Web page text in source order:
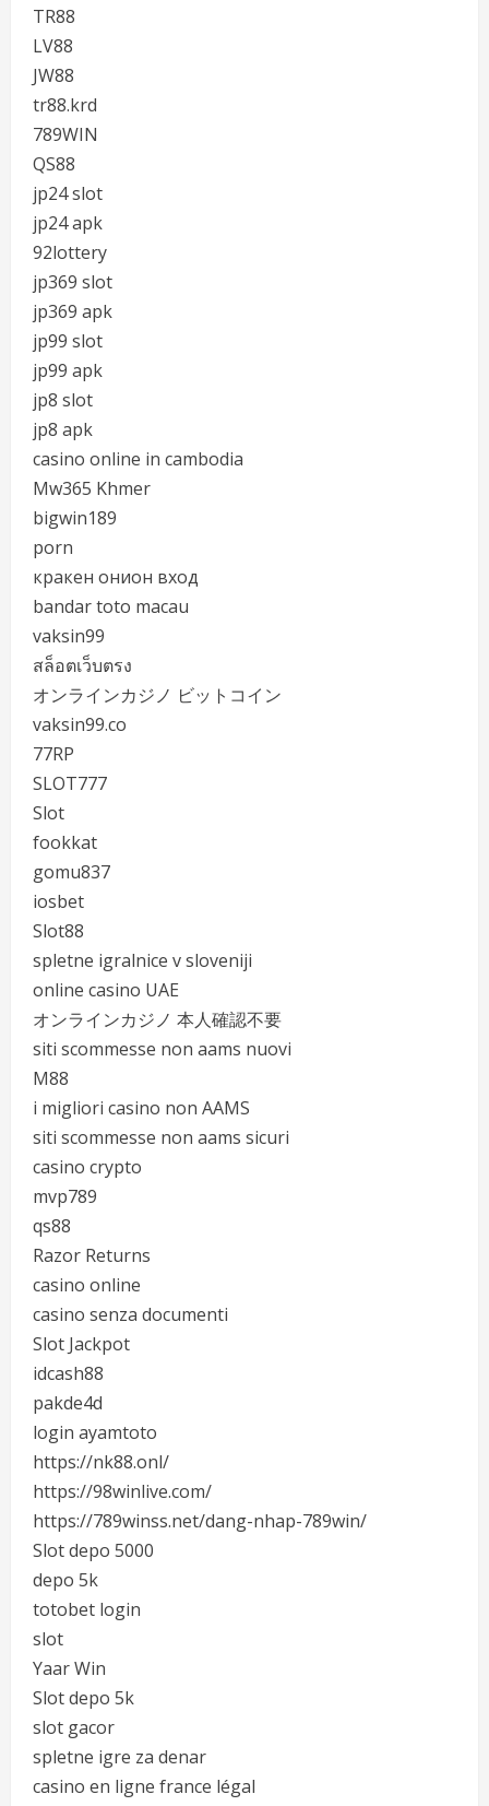
TR88
LV88
JW88
tr88.krd
789WIN
QS88
jp24 slot
jp24 apk
92lottery
jp369 slot
jp369 apk
jp99 slot
jp99 apk
jp8 slot
jp8 apk
casino online in cambodia
Mw365 Khmer
bigwin189
porn
кракен онион вход
bandar toto macau
vaksin99
สล็อตเว็บตรง
オンラインカジノ ビットコイン
vaksin99.co
77RP
SLOT777
Slot
fookkat
gomu837
iosbet
Slot88
spletne igralnice v sloveniji
online casino UAE
オンラインカジノ 本人確認不要
siti scommesse non aams nuovi
M88
i migliori casino non AAMS
siti scommesse non aams sicuri
casino crypto
mvp789
qs88
Razor Returns
casino online
casino senza documenti
Slot Jackpot
idcash88
pakde4d
login ayamtoto
https://nk88.onl/
https://98winlive.com/
https://789winss.net/dang-nhap-789win/
Slot depo 5000
depo 5k
totobet login
slot
Yaar Win
Slot depo 5k
slot gacor
spletne igre za denar
casino en ligne france légal